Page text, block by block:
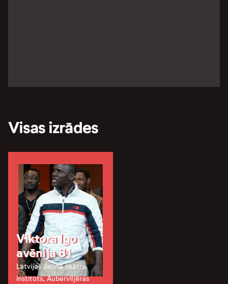
Visas izrādes
Viktora Igo
avēnija 81
Latvijas Jaunā teātra
institūts, Auberviljēras